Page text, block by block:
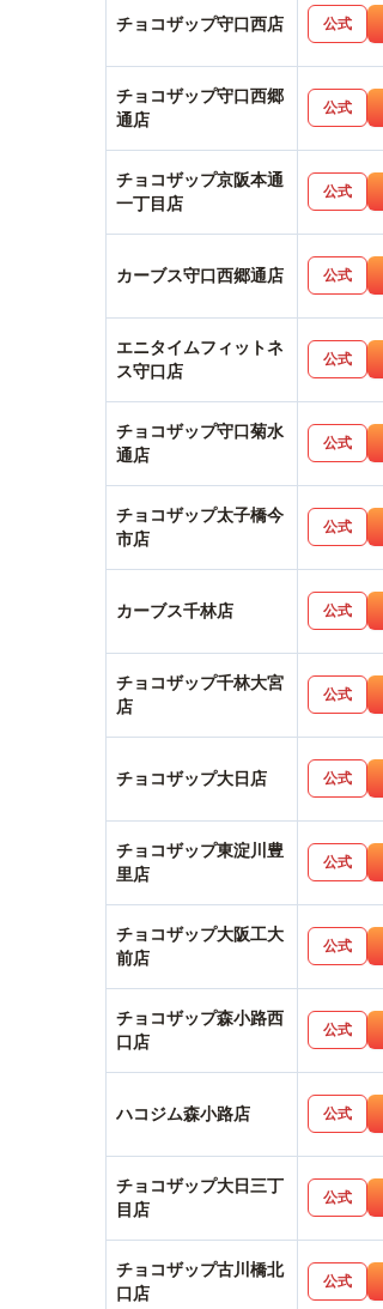
チョコザップ守口西店 公式
チョコザップ守口西郷
通店
公式
チョコザップ京阪本通
一丁目店
公式
カーブス守口西郷通店 公式
エニタイムフィットネ
ス守口店
公式
チョコザップ守口菊水
通店
公式
チョコザップ太子橋今
市店
公式
カーブス千林店 公式
チョコザップ千林大宮
店
公式
チョコザップ大日店 公式
チョコザップ東淀川豊
里店
公式
チョコザップ大阪工大
前店
公式
チョコザップ森小路西
口店
公式
ハコジム森小路店 公式
チョコザップ大日三丁
目店
公式
チョコザップ古川橋北
口店
公式